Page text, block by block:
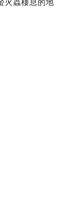
火蟲棲息的地